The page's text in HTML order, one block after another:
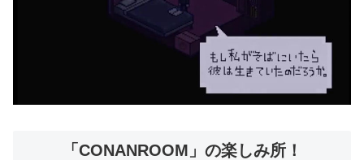
「CONANROOM」の楽しみ所！